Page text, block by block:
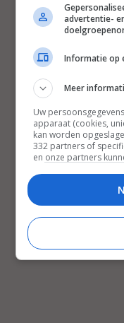
advertentie-
Informatie op
Meer
Uw
apparaat (cookies,
kan worden
332 partners of
en onze partners
Bepaalde
beheren. Zoek
een link om uw
privacy- en cookie-